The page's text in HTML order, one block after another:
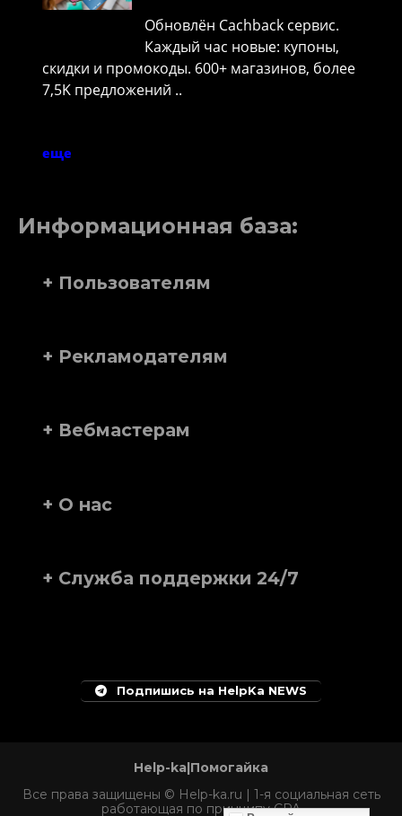
Обновлён Cachback сервис.
Каждый час новые: купоны,
скидки и промокоды. 600+ магазинов, более
7,5K предложений ..
еще
Информационная база:
+ Пользователям
+ Рекламодателям
+ Вебмастерам
+ О нас
+ Служба поддержки 24/7
Подпишись на HelpKa NEWS
Help-ka|Помогайка
Все права защищены © Help-ka.ru | 1-я социальная сеть
работающая по принципу CPA